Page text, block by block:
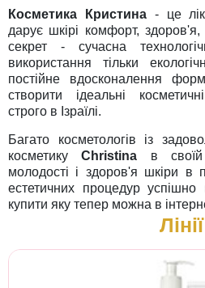
Косметика Кристина- це
дарує шкірі комфорт, здоров'я,
секрет - сучасна
використання тільки
постійне вдосконалення
створити ідеальні
строго в Ізраїлі.
Багато косметологів із
косметикуChristina в своїй
молодості і здоров'я шкіри в
естетичних процедур
купити яку тепер можна в
Лінії